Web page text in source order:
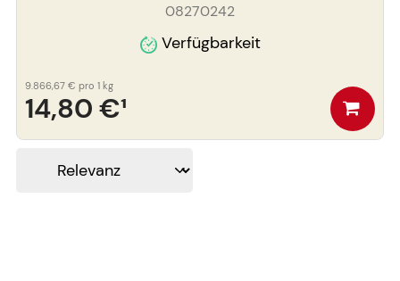
08270242
Verfügbarkeit
14,80 €¹
9.866,67 € pro 1 kg